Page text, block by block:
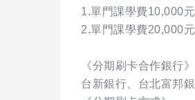
1.單門課學費10,000
2.單門課學費20,000
《分期刷卡合作銀行》
台新銀行、台北富邦